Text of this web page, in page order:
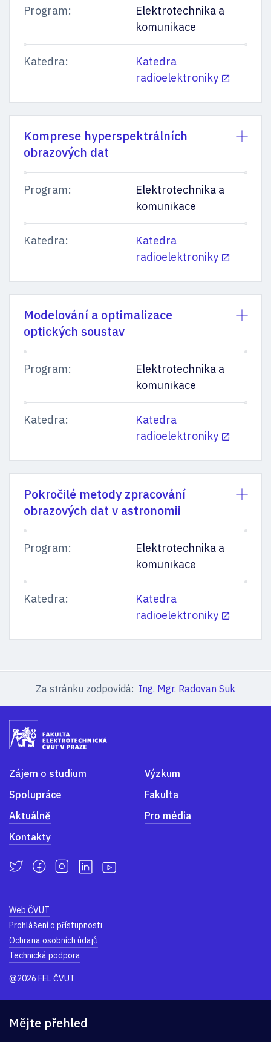
Program:
Elektrotechnika a
komunikace
Katedra:
Katedra
radioelektroniky
Komprese hyperspektrálních
obrazových dat
Program:
Elektrotechnika a
komunikace
Katedra:
Katedra
radioelektroniky
Modelování a optimalizace
optických soustav
Program:
Elektrotechnika a
komunikace
Katedra:
Katedra
radioelektroniky
Pokročilé metody zpracování
obrazových dat v astronomii
Program:
Elektrotechnika a
komunikace
Katedra:
Katedra
radioelektroniky
Za stránku zodpovídá: Ing. Mgr. Radovan Suk
Zájem o studium
Výzkum
Spolupráce
Fakulta
Aktuálně
Pro média
Kontakty
Web ČVUT
Prohlášení o přístupnosti
Ochrana osobních údajů
Technická podpora
@2026 FEL ČVUT
Mějte přehled